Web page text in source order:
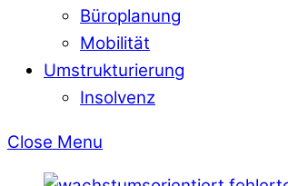
Büroplanung
Mobilität
Umstrukturierung
Insolvenz
Close Menu